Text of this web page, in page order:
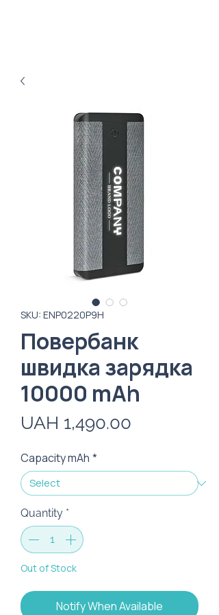
SKU: ENP0220P9H
Повербанк
швидка зарядка
10000 mAh
UAH 1,490.00
Capacity mAh *
Quantity *
Out of Stock
Notify When Available